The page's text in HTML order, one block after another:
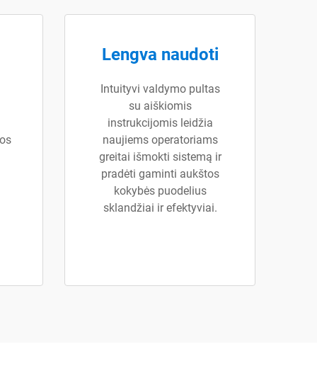
Lengva naudoti
Intuityvi valdymo pultas
su aiškiomis
instrukcijomis leidžia
naujiems operatoriams
greitai išmokti sistemą ir
pradėti gaminti aukštos
kokybės puodelius
sklandžiai ir efektyviai.